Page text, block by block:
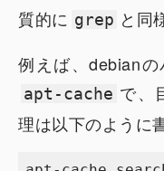
質的に grep と同
例えば、debian
apt-cache で、
理は以下のように